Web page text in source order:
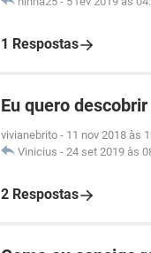
1 Respostas
Eu quero
vivianebrito - 11 nov 2018 às
Vinicius - 24 set 2019 às
2 Respostas